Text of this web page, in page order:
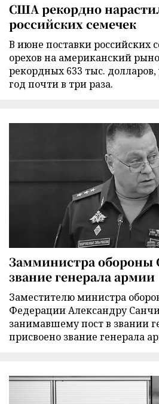
США рекордно
российских семечек
В июне поставки российских
орехов на американский
рекордных 633 тыс.
год почти в три раза.
Замминистра обороны
звание генерала армии
Заместителю министра
Федерации Александру
занимавшему пост в звании
присвоено звание генерала